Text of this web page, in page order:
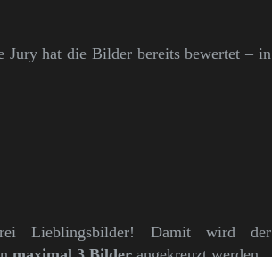
Jury hat die Bilder bereits bewertet – in
Lieblingsbilder! Damit wird der